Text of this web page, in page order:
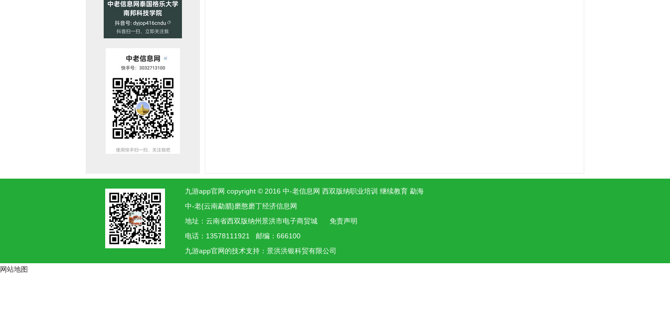
九游app官网 copyright © 2016 中-老信息网 西双版纳职业培训 继续教育 勐海
中-老{云南勐腊}磨憨磨丁经济信息网
地址：云南省西双版纳州景洪市电子商贸城 免责声明
电话：13578111921 邮编：666100
九游app官网的技术支持：景洪洪银科贸有限公司
网站地图